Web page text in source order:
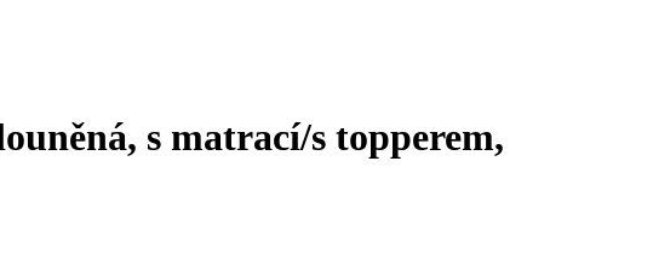
s matrací/s topperem,